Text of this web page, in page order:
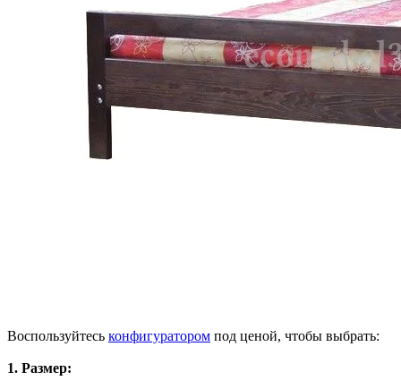
Воспользуйтесь конфигуратором под ценой, чтобы выбрать:
1. Размер: